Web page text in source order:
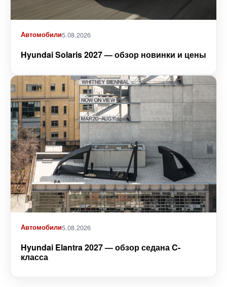
Автомобили5.08.2026
Hyundai Solaris 2027 — обзор новинки и цены
Автомобили5.08.2026
Hyundai Elantra 2027 — обзор седана C-
класса